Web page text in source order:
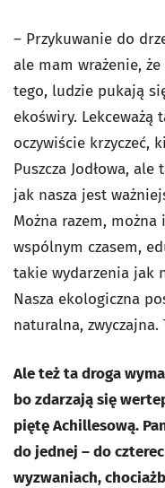
– Przykuwanie do
ale mam wrażenie,
tego, ludzie pukają
ekoświry. Lekceważą
oczywiście krzyczeć,
Puszcza Jodłowa,
jak nasza jest
Można razem,
wspólnym czasem,
takie wydarzenia jak
Nasza ekologiczna
naturalna,
Ale też ta droga
bo zdarzają się
piętę Achillesową.
do jednej – do
wyzwaniach,